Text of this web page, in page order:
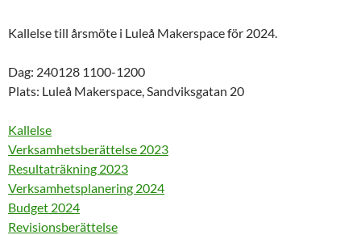
Kallelse till årsmöte i Luleå Makerspace för 2024.
Dag: 240128 1100-1200
Plats: Luleå Makerspace, Sandviksgatan 20
Kallelse
Verksamhetsberättelse 2023
Resultaträkning 2023
Verksamhetsplanering 2024
Budget 2024
Revisionsberättelse